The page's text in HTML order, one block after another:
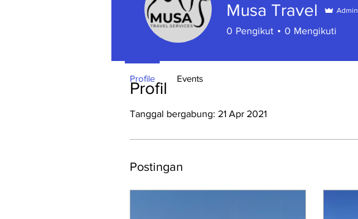
Profil
Tanggal bergabung: 21 Apr 2021
Postingan
Musa Travel Admin
0 Pengikut 0 Mengikuti
Profile Events